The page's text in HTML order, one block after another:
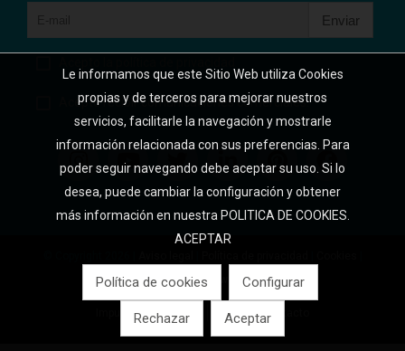
Enviar
Acepto recibir comunicaciones comerciales.
Desarrollo web:Software DELSOL
Impuestos incluidos Inicio Contacto
Le informamos que este Sitio Web utiliza Cookies
propias y de terceros para mejorar nuestros
servicios, facilitarle la navegación y mostrarle
información relacionada con sus preferencias. Para
poder seguir navegando debe aceptar su uso. Si lo
desea, puede cambiar la configuración y obtener
más información en nuestra POLITICA DE COOKIES.
ACEPTAR
Política de cookies Configurar
Rechazar Aceptar